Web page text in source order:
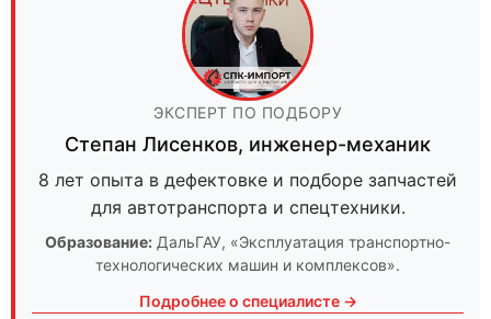
ЭКСПЕРТ ПО ПОДБОРУ
Степан Лисенков, инженер-механик
8 лет опыта в дефектовке и подборе запчастей
для автотранспорта и спецтехники.
Образование: ДальГАУ, «Эксплуатация транспортно-
технологических машин и комплексов».
Подробнее о специалисте →